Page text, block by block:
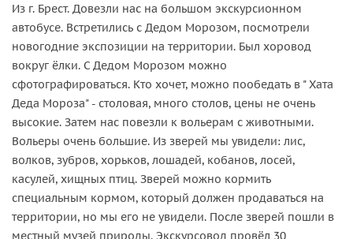
Из г. Брест. Довезли нас на большом экскурсионном
автобусе. Встретились с Дедом Морозом, посмотрели
новогодние экспозиции на территории. Был хоровод
вокруг ёлки. С Дедом Морозом можно
сфотографироваться. Кто хочет, можно пообедать в " Хата
Деда Мороза" - столовая, много столов, цены не очень
высокие. Затем нас повезли к вольерам с животными.
Вольеры очень большие. Из зверей мы увидели: лис,
волков, зубров, хорьков, лошадей, кобанов, лосей,
касулей, хищных птиц. Зверей можно кормить
специальным кормом, который должен продаваться на
территории, но мы его не увидели. После зверей пошли в
местный музей природы. Экскурсовод провёл 30